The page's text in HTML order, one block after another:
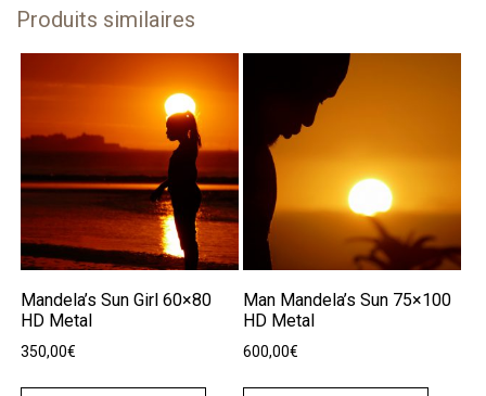
Produits similaires
Mandela’s Sun Girl 60×80
HD Metal
350,00€
Man Mandela’s Sun 75×100
HD Metal
600,00€